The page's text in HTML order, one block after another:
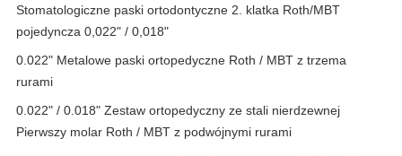
Stomatologiczne paski ortodontyczne 2. klatka Roth/MBT
pojedyncza 0,022" / 0,018"
0.022" Metalowe paski ortopedyczne Roth / MBT z trzema
rurami
0.022" / 0.018" Zestaw ortopedyczny ze stali nierdzewnej
Pierwszy molar Roth / MBT z podwójnymi rurami